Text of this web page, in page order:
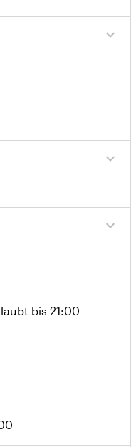
expand_more
expand_more
expand_more
bis 21:00